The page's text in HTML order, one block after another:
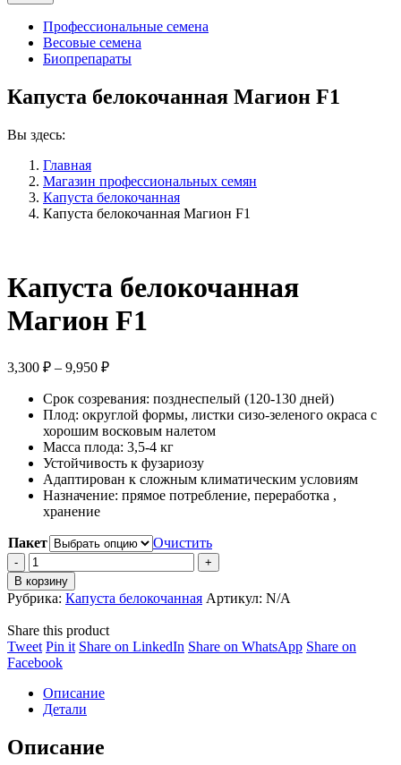
Профессиональные семена
Весовые семена
Биопрепараты
Капуста белокочанная Магион F1
Вы здесь:
Главная
Магазин профессиональных семян
Капуста белокочанная
Капуста белокочанная Магион F1
Капуста белокочанная
Магион F1
3,300 ₽ – 9,950 ₽Диапазон
3,300 ₽
–
9,950 ₽
Срок созревания: позднеспелый (120-130 дней)
Плод: округлой формы, листки сизо-зеленого окраса с
хорошим восковым налетом
Масса плода: 3,5-4 кг
Устойчивость к фузариозу
Адаптирован к сложным климатическим условиям
Назначение: прямое потребление, переработка ,
хранение
Пакет
Очистить
Капуста
белокочанная
Магион
F1
quantity
В корзину
Рубрика: Капуста белокочанная Артикул: N/A
Share this product
TweetShare
on
Pin itShare
Share on LinkedIn Share
Share on WhatsAppShare
Share on
FacebookShare
Facebook
Описание
Детали
Описание